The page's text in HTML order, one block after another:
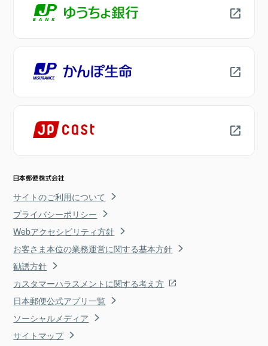
サイトのご利用について
プライバシーポリシー
Webアクセシビリティ方針
お客さま本位の業務運営に関する基本方針
勧誘方針
カスタマーハラスメントに関する考え方
日本郵便公式アプリ一覧
ソーシャルメディア
サイトマップ